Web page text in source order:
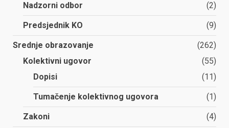
Nadzorni odbor (2)
Predsjednik KO (9)
Srednje obrazovanje
(262)
Kolektivni ugovor
(55)
Dopisi
(11)
Tumačenje kolektivnog ugovora (1)
Zakoni (4)